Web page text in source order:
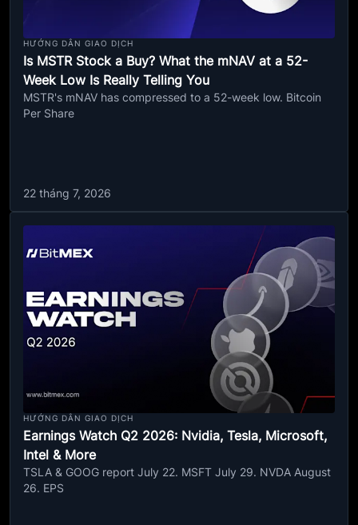
HƯỚNG DẪN GIAO DỊCH
Is MSTR Stock a Buy? What the mNAV at a 52-
Week Low Is Really Telling You
MSTR's mNAV has compressed to a 52-week low. Bitcoin
Per Share
22 tháng 7, 2026
HƯỚNG DẪN GIAO DỊCH
Earnings Watch Q2 2026: Nvidia, Tesla, Microsoft,
Intel & More
TSLA & GOOG report July 22. MSFT July 29. NVDA August
26. EPS